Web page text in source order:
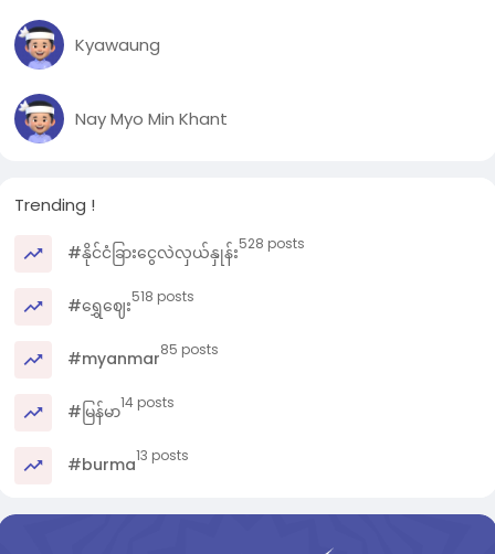
Kyawaung
Nay Myo Min Khant
Trending !
#နိုင်ငံခြားငွေလဲလှယ်နှုန်း528 posts
#ရွှေဈေး518 posts
#myanmar85 posts
#မြန်မာ14 posts
#burma13 posts